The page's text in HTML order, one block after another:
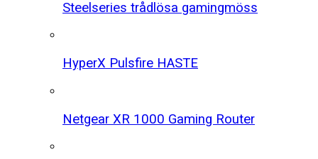
Steelseries trådlösa gamingmöss
HyperX Pulsfire HASTE
Netgear XR 1000 Gaming Router